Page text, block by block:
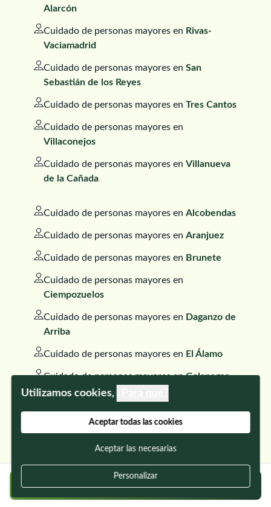
Alarcón
Cuidado de personas mayores en Rivas-
Vaciamadrid
Cuidado de personas mayores en San
Sebastián de los Reyes
Cuidado de personas mayores en Tres Cantos
Cuidado de personas mayores en
Villaconejos
Cuidado de personas mayores en Villanueva
de la Cañada
Cuidado de personas mayores en Alcobendas
Cuidado de personas mayores en Aranjuez
Cuidado de personas mayores en Brunete
Cuidado de personas mayores en
Ciempozuelos
Cuidado de personas mayores en Daganzo de
Arriba
Cuidado de personas mayores en El Álamo
Cuidado de personas mayores enGalapagar
Cuidado de personas mayores en
de Madrid
Cuidado de personas mayores enMoraleja de
Cuidado de personas mayores en
Cuidado de personas mayores en
Regístrate gratis y encuentra a tu cuidador
Utilizamos cookies,
Aceptar todas las cookies
Aceptar las necesarias
Personalizar